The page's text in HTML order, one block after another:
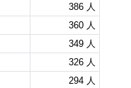
386 人
360 人
349 人
326 人
294 人